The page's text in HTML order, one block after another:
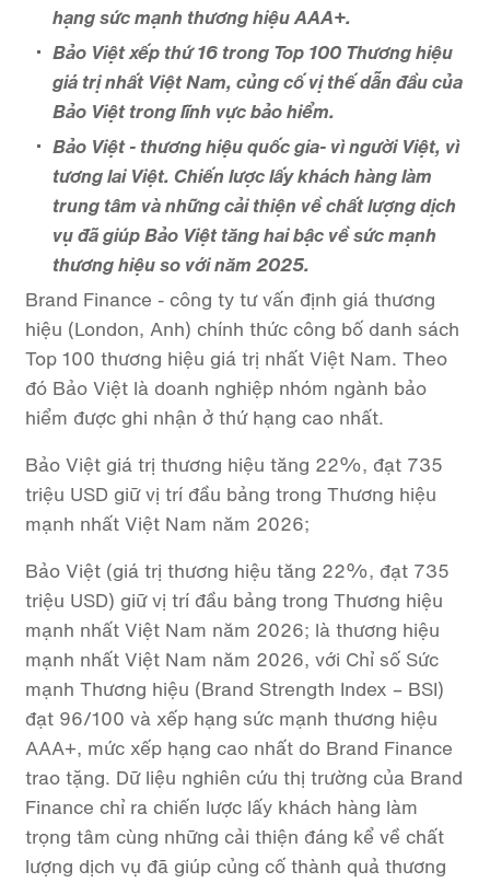
hạng sức mạnh thương hiệu AAA+.
Bảo Việt xếp thứ 16 trong Top 100 Thương hiệu
giá trị nhất Việt Nam, củng cố vị thế dẫn đầu của
Bảo Việt trong lĩnh vực bảo hiểm.
Bảo Việt - thương hiệu quốc gia- vì người Việt, vì
tương lai Việt. Chiến lược lấy khách hàng làm
trung tâm và những cải thiện về chất lượng dịch
vụ đã giúp Bảo Việt tăng hai bậc về sức mạnh
thương hiệu so với năm 2025.
Brand Finance - công ty tư vấn định giá thương
hiệu (London, Anh) chính thức công bố danh sách
Top 100 thương hiệu giá trị nhất Việt Nam. Theo
đó Bảo Việt là doanh nghiệp nhóm ngành bảo
hiểm được ghi nhận ở thứ hạng cao nhất.
Bảo Việt giá trị thương hiệu tăng 22%, đạt 735
triệu USD giữ vị trí đầu bảng trong Thương hiệu
mạnh nhất Việt Nam năm 2026;
Bảo Việt (giá trị thương hiệu tăng 22%, đạt 735
triệu USD) giữ vị trí đầu bảng trong Thương hiệu
mạnh nhất Việt Nam năm 2026; là thương hiệu
mạnh nhất Việt Nam năm 2026, với Chỉ số Sức
mạnh Thương hiệu (Brand Strength Index – BSI)
đạt 96/100 và xếp hạng sức mạnh thương hiệu
AAA+, mức xếp hạng cao nhất do Brand Finance
trao tặng. Dữ liệu nghiên cứu thị trường của Brand
Finance chỉ ra chiến lược lấy khách hàng làm
trọng tâm cùng những cải thiện đáng kể về chất
lượng dịch vụ đã giúp củng cố thành quả thương